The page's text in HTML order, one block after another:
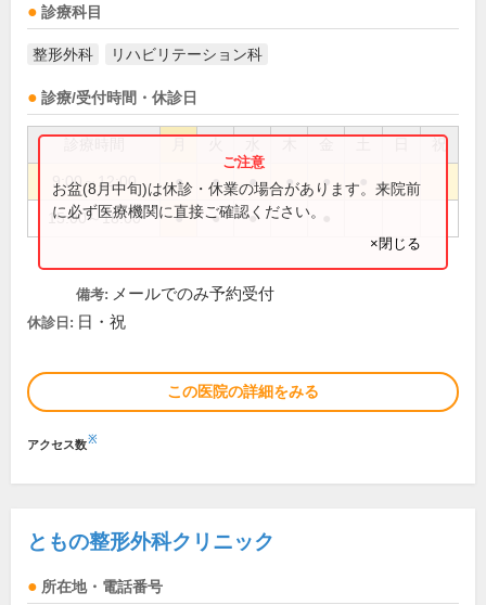
診療科目
整形外科 リハビリテーション科
診療/受付時間・休診日
祝
9:00～12:00 ● ● ● ● ●
15:00～18:00 ● ● ●
お盆(8月中旬)は休診・休業の場合があります。来院前
に必ず医療機関に直接ご確認ください。
×閉じる
備考: メールでのみ予約受付
休診日: 日・祝
この医院の詳細をみる
アクセス数※
ともの整形外科クリニック
所在地・電話番号